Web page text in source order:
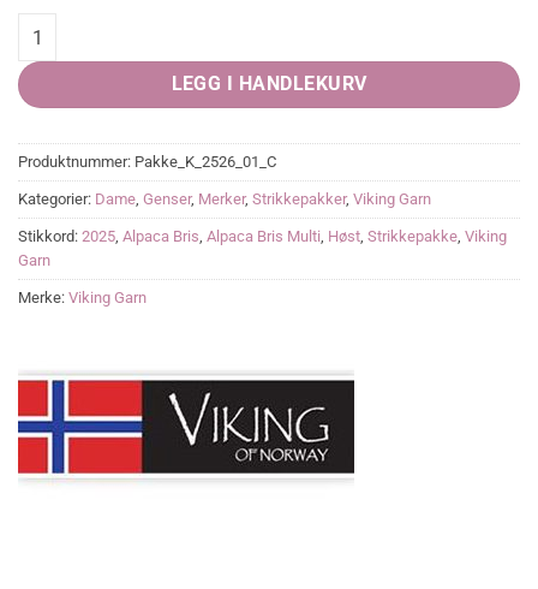
Terkel Genser quantity
LEGG I HANDLEKURV
Produktnummer: Pakke_K_2526_01_C
Kategorier: Dame Genser, Merker, Strikkepakker, Viking Garn
Stikkord: 2025 Alpaca Bris Alpaca Bris Multi Høst Strikkepakke Viking
Garn
Merke: Viking Garn